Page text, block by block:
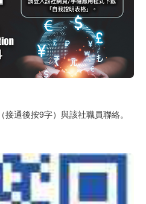
通後按9字）與該社職員聯絡。